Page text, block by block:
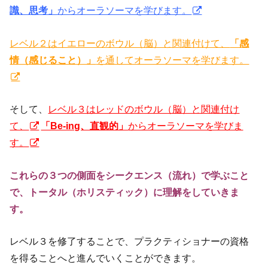
識、思考」からオーラソーマを学びます。
レベル２はイエローのボウル（脳）と関連付けて、
「感
情（感じること）」 を通してオーラソーマを学びます。
そして、 レベル３はレッドのボウル（脳）と関連付け
て、
「Be-ing、直観的」からオーラソーマを学びま
す。
これらの３つの側面をシークエンス（流れ）で学ぶこと
で、トータル（ホリスティック）に理解をしていきま
す。
レベル３を修了することで、プラクティショナーの資格
を得ることへと進んでいくことができます。